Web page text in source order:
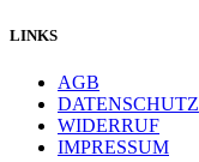
LINKS
AGB
DATENSCHUTZ
WIDERRUF
IMPRESSUM